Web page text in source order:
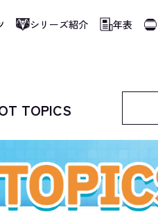
シリーズ紹介 年表
TOPICS